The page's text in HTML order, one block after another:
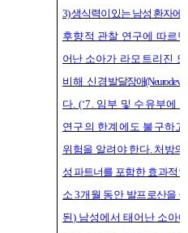
3)생식력이 있는 남성 환자에
후향적 관찰 연구에 따르
어난 소아가 라모트리진
비해 신경 발달장애
다. (‘7. 임부 및 수유부에
연구의 한계에도 불구하고
위험을 알려야 한다. 처방의
성 파트너를 포함한 효과적
소3개월 동안 발프로산을
된) 남성에서 태어난 소아에